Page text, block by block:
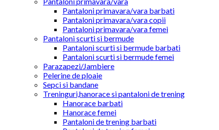
Pantaloni primavara/vara barbati
Pantaloni primavara/vara copii
Pantaloni primavara/vara femei
Pantaloni scurti si bermude
Pantaloni scurti si bermude barbati
Pantaloni scurti si bermude femei
Parazapezi/Jambiere
Pelerine de ploaie
Sepci si bandane
Treninguri,hanorace si pantaloni de trening
Hanorace barbati
Hanorace femei
Pantaloni de trening barbati